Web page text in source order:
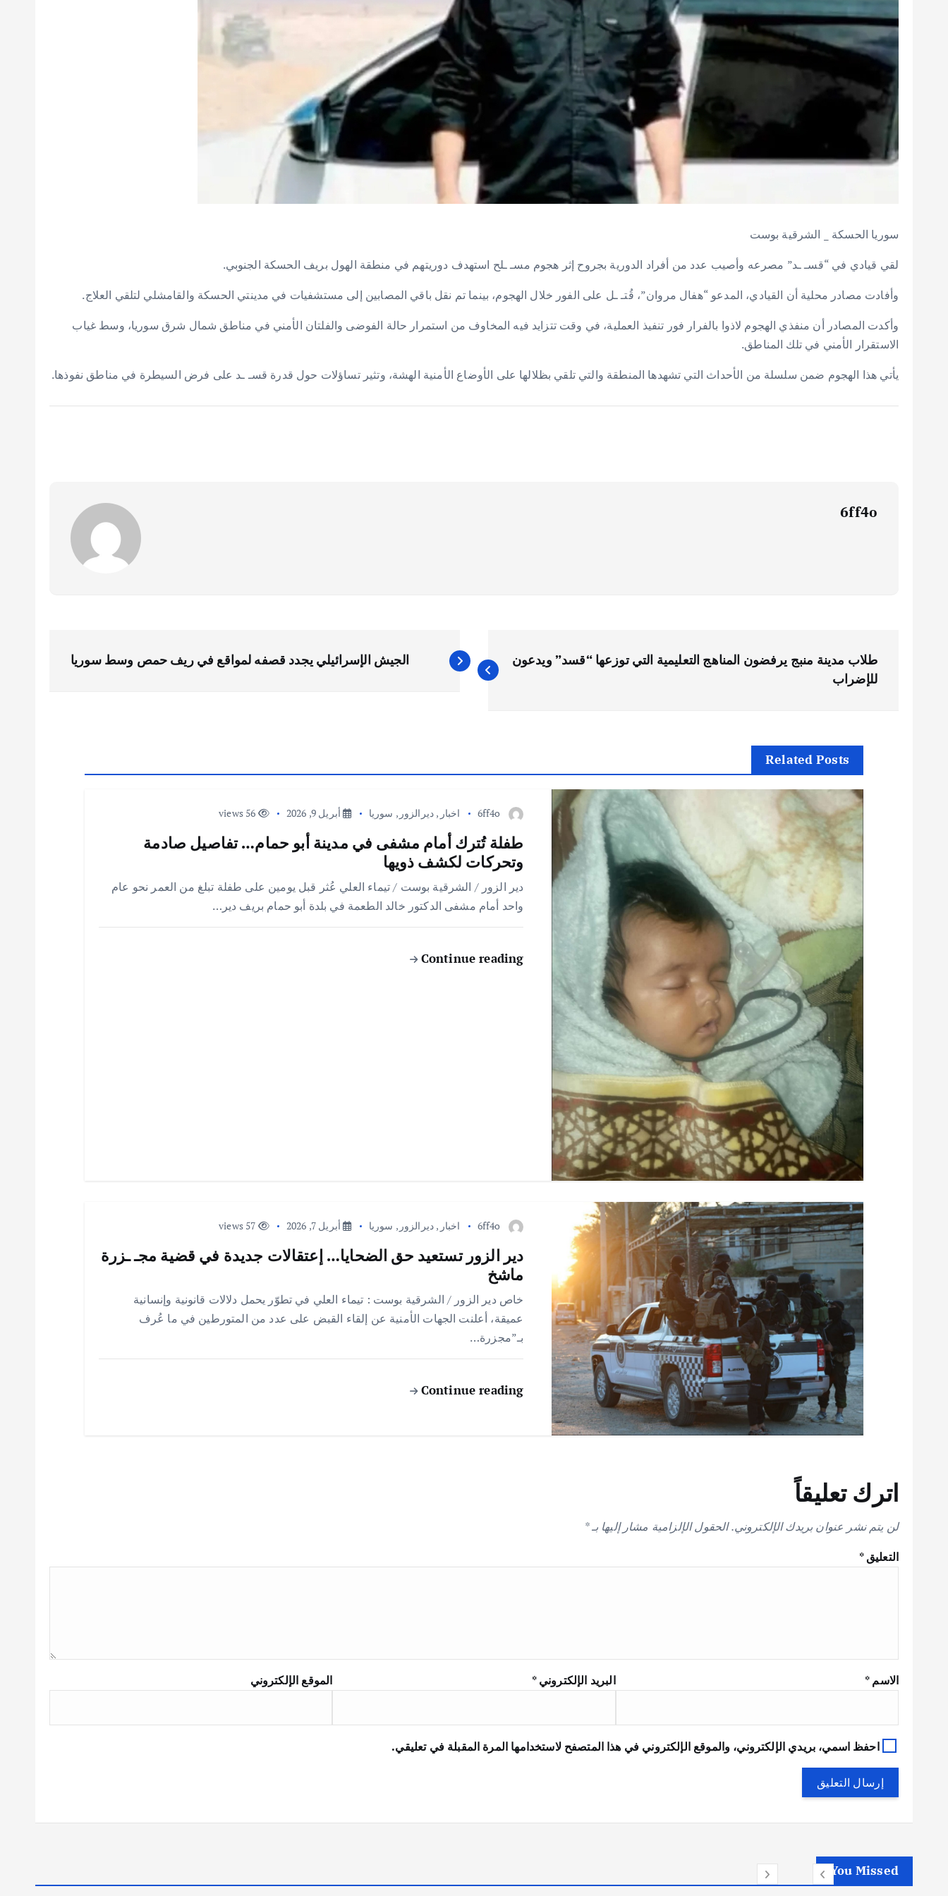
سوريا الحسكة _ الشرقية بوست
لقي قيادي في “قسـ ـد” مصرعه وأصيب عدد من أفراد الدورية بجروح إثر هجوم مسـ ـلح استهدف دوريتهم في منطقة الهول بريف الحسكة الجنوبي.
وأفادت مصادر محلية أن القيادي، المدعو “هفال مروان”، قُتـ ـل على الفور خلال الهجوم، بينما تم نقل باقي المصابين إلى مستشفيات في مدينتي الحسكة والقامشلي لتلقي العلاج.
وأكدت المصادر أن منفذي الهجوم لاذوا بالفرار فور تنفيذ العملية، في وقت تتزايد فيه المخاوف من استمرار حالة الفوضى والفلتان الأمني في مناطق شمال شرق سوريا، وسط غياب
الاستقرار الأمني في تلك المناطق.
يأتي هذا الهجوم ضمن سلسلة من الأحداث التي تشهدها المنطقة والتي تلقي بظلالها على الأوضاع الأمنية الهشة، وتثير تساؤلات حول قدرة قسـ ـد على فرض السيطرة في مناطق نفوذها.
6ff4o
ص
طلاب مدينة منبج يرفضون المناهج التعليمية التي توزعها “قسد” ويدعون
للإضراب
الجيش الإسرائيلي يجدد قصفه لمواقع في ريف حمص وسط سوريا
Related Posts
6ff4o اخبار , ديرالزور , سوريا أبريل 9, 2026
طفلة تُترك أمام مشفى في مدينة أبو حمام… تفاصيل صادمة
وتحركات لكشف ذويها
دير الزور / الشرقية بوست / تيماء العلي عُثر قبل يومين على طفلة تبلغ من العمر نحو عام
واحد أمام مشفى الدكتور خالد الطعمة في بلدة أبو حمام بريف دير…
Continue reading
6ff4o اخبار , ديرالزور , سوريا أبريل 7, 2026
دير الزور تستعيد حق الضحايا… إعتقالات جديدة في قضية مجـ ـزرة
ماشخ
خاص دير الزور / الشرقية بوست : تيماء العلي في تطوّر يحمل دلالات قانونية وإنسانية
عميقة، أعلنت الجهات الأمنية عن إلقاء القبض على عدد من المتورطين في ما عُرف
بـ”مجزرة…
Continue reading
اترك تعليقاً
لن يتم نشر عنوان بريدك الإلكتروني. الحقول الإلزامية مشار إليها بـ*
التعليق*
الاسم* البريد الإلكتروني* الموقع الإلكتروني
احفظ اسمي، بريدي الإلكتروني، والموقع الإلكتروني في هذا المتصفح لاستخدامها المرة المقبلة في تعليقي.
You Missed